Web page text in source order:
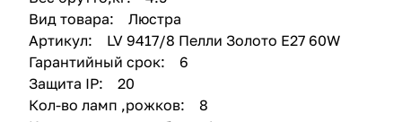
Вид товара: Люстра
Артикул: LV 9417/8 Пелли Золото Е27 60W
Гарантийный срок: 6
Защита IP: 20
Кол-во ламп ,рожков: 8